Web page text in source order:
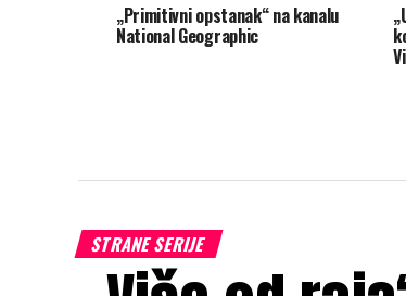
„Primitivni opstanak“ na kanalu
National Geographic
STRANE SERIJE